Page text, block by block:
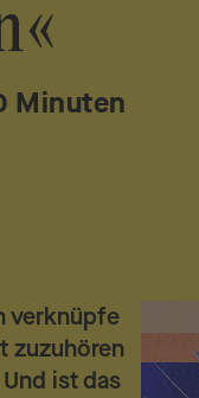
Minuten
verknüpfe
zuzuhören
ist das